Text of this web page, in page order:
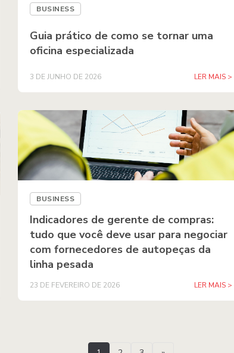
BUSINESS
Guia prático de como se tornar uma
oficina especializada
3 DE JUNHO DE 2026 LER MAIS >
BUSINESS
Indicadores de gerente de compras:
tudo que você deve usar para negociar
com fornecedores de autopeças da
linha pesada
23 DE FEVEREIRO DE 2026 LER MAIS >